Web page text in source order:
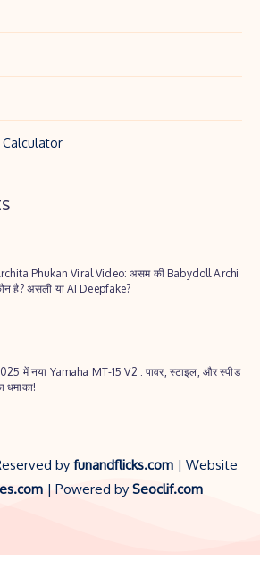
Phukan Viral Video: असम की Babydoll Archi
है? असली या AI Deepfake?
में नया Yamaha MT-15 V2 : पावर, स्टाइल, और स्पीड
धमाका!
by funandflicks.com | Website
| Powered by Seoclif.com